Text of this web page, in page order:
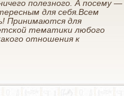
полезного. А посему —
для себя.Всем
Принимаются для
тематики любого
отношения к